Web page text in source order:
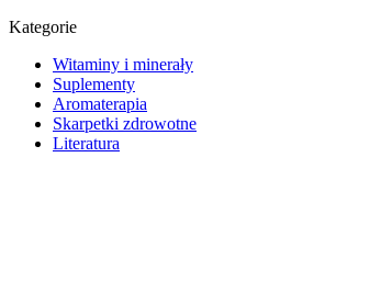
Kategorie
Witaminy i minerały
Suplementy
Aromaterapia
Skarpetki zdrowotne
Literatura